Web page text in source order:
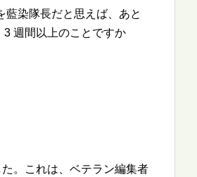
染隊長だと思えば、あと
週間以上のことですか
。これは、ベテラン編集者